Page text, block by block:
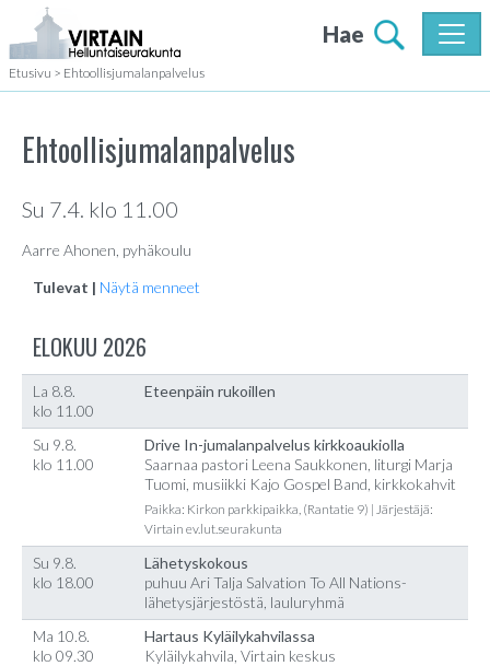
Hae
Etusivu > Ehtoollisjumalanpalvelus
Ehtoollisjumalanpalvelus
Su 7.4. klo 11.00
Aarre Ahonen, pyhäkoulu
Tulevat | Näytä menneet
ELOKUU 2026
La 8.8.
klo 11.00
Eteenpäin rukoillen
Su 9.8.
klo 11.00
Drive In-jumalanpalvelus kirkkoaukiolla
Saarnaa pastori Leena Saukkonen, liturgi Marja
Tuomi, musiikki Kajo Gospel Band, kirkkokahvit
Paikka: Kirkon parkkipaikka, (Rantatie 9) | Järjestäjä:
Virtain ev.lut.seurakunta
Su 9.8.
klo 18.00
Lähetyskokous
puhuu Ari Talja Salvation To All Nations-
lähetysjärjestöstä, lauluryhmä
Ma 10.8.
klo 09.30
Hartaus Kyläilykahvilassa
Kyläilykahvila, Virtain keskus